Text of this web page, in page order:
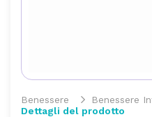
Benessere
Benessere
Dettagli del prodotto